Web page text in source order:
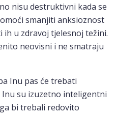
nisu destruktivni kada se
smanjiti anksioznost
ih u zdravoj tjelesnoj težini.
neovisni i ne smatraju
Inu pas će trebati
su izuzetno inteligentni
bi trebali redovito